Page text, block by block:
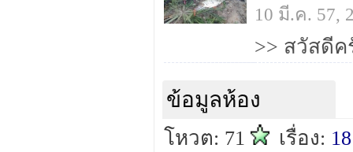
10 มี.ค. 57,
ข้อมูลห้อง
โหวต: 71 เรื่อง: 18